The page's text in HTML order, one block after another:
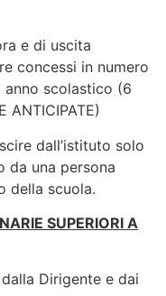
e di uscita
concessi in numero
anno scolastico (6
ANTICIPATE)
dall’istituto solo
da una persona
della scuola.
SUPERIORI A
Dirigente e dai